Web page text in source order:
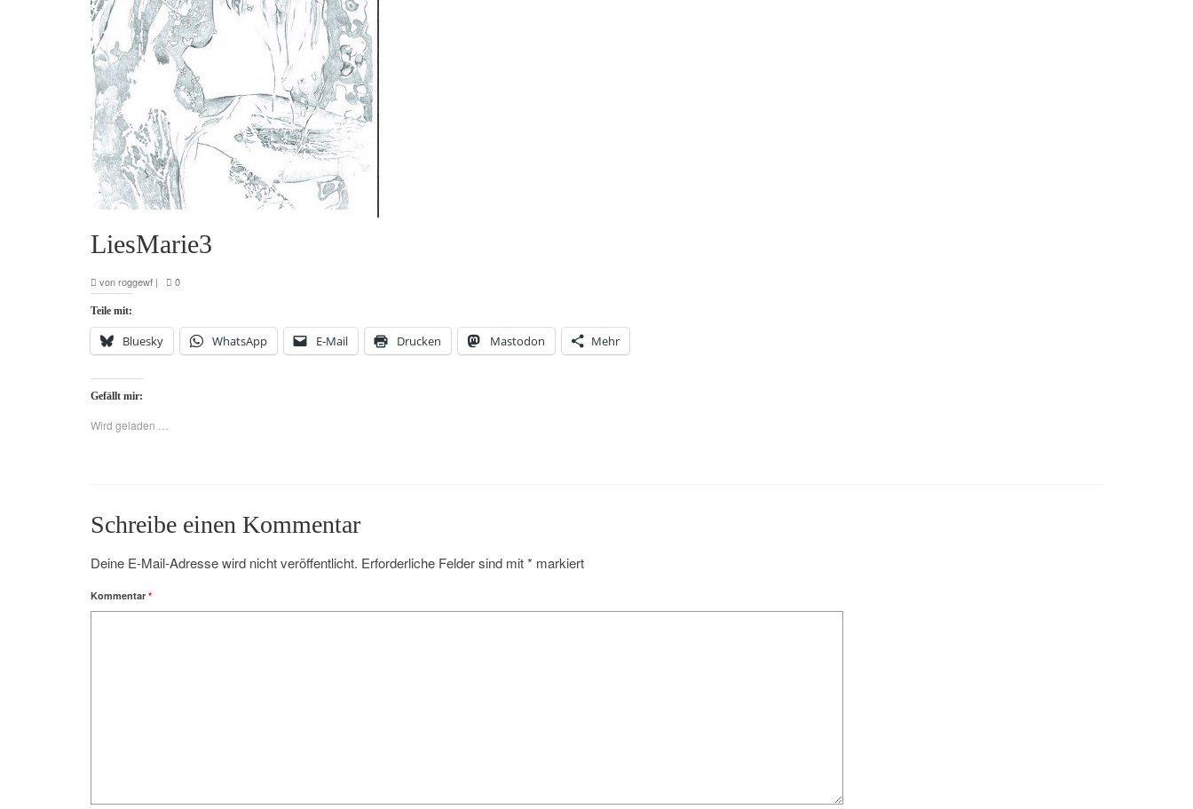
LiesMarie3
vonroggewf | 0
Teile mit:
Bluesky WhatsApp E-Mail Drucken Mastodon Mehr
Gefällt mir:
Wird geladen …
Schreibe einen Kommentar
Deine E-Mail-Adresse wird nicht veröffentlicht. Erforderliche Felder sind mit* markiert
Kommentar *